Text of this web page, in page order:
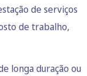
de serviços
de trabalho,
longa duração ou